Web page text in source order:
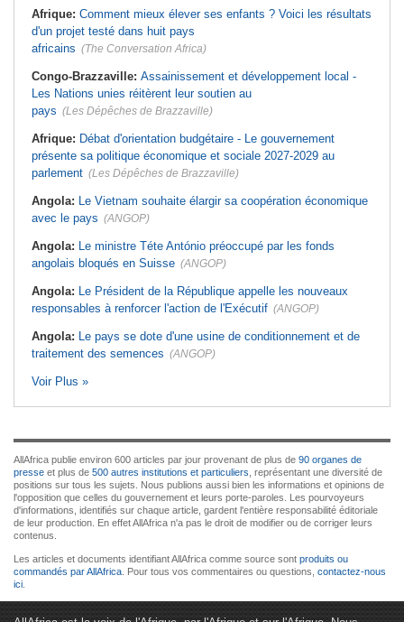
Afrique: Comment mieux élever ses enfants ? Voici les résultats
d'un projet testé dans huit pays
africains (The Conversation Africa)
Congo-Brazzaville: Assainissement et développement local -
Les Nations unies réitèrent leur soutien au
pays (Les Dépêches de Brazzaville)
Afrique: Débat d'orientation budgétaire - Le gouvernement
présente sa politique économique et sociale 2027-2029 au
parlement (Les Dépêches de Brazzaville)
Angola: Le Vietnam souhaite élargir sa coopération économique
avec le pays (ANGOP)
Angola: Le ministre Téte António préoccupé par les fonds
angolais bloqués en Suisse (ANGOP)
Angola: Le Président de la République appelle les nouveaux
responsables à renforcer l'action de l'Exécutif (ANGOP)
Angola: Le pays se dote d'une usine de conditionnement et de
traitement des semences (ANGOP)
Voir Plus »
AllAfrica publie environ 600 articles par jour provenant de plus de 90 organes de
presse et plus de 500 autres institutions et particuliers , représentant une diversité de
positions sur tous les sujets. Nous publions aussi bien les informations et opinions de
l'opposition que celles du gouvernement et leurs porte-paroles. Les pourvoyeurs
d'informations, identifiés sur chaque article, gardent l'entière responsabilité éditoriale
de leur production. En effet AllAfrica n'a pas le droit de modifier ou de corriger leurs
contenus.
Les articles et documents identifiant AllAfrica comme source sont produits ou
commandés par AllAfrica . Pour tous vos commentaires ou questions, contactez-nous
ici